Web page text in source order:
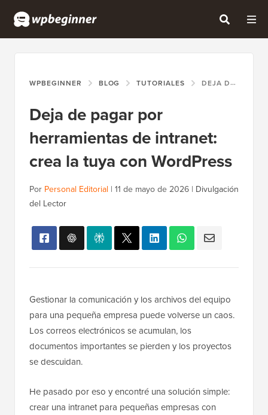
WPBEGINNER BLOG TUTORIALES DEJA DE PAGAR POR HERRAMIENTAS DE INTRANET: CREA LA TUYA CON WORDPRESS
Deja de pagar por
herramientas de intranet:
crea la tuya con WordPress
Por Personal Editorial | 11 de mayo de 2026 | Divulgación
del Lector
Gestionar la comunicación y los archivos del equipo
para una pequeña empresa puede volverse un caos.
Los correos electrónicos se acumulan, los
documentos importantes se pierden y los proyectos
se descuidan.
He pasado por eso y encontré una solución simple:
crear una intranet para pequeñas empresas con